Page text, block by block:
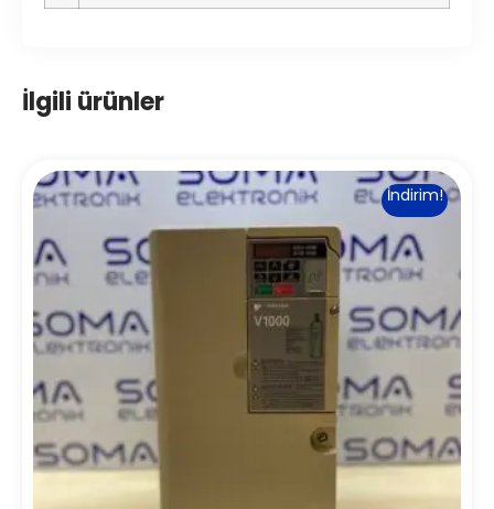
İlgili ürünler
İndirim!